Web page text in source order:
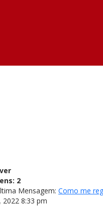
2
Mensagem: Como me
2022 8:33 pm